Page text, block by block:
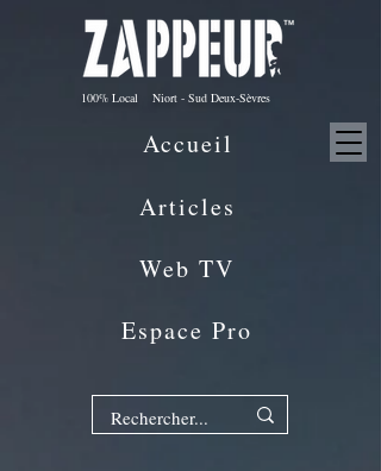
100% Local Niort - Sud Deux-Sèvres
Articles
Web TV
Espace Pro
Accueil